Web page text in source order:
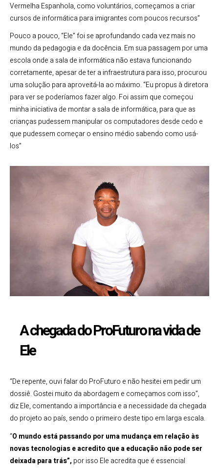
Vermelha Espanhola, como voluntários, começamos a criar
cursos de informática para imigrantes com poucos recursos”
Pouco a pouco, “Ele” foi se aprofundando cada vez mais no
mundo da pedagogia e da docência. Em sua passagem por uma
escola onde a sala de informática não estava funcionando
corretamente, apesar de ter a infraestrutura para isso, procurou
uma solução para aproveitá-la ao máximo. “Eu propus à diretora
para ver se poderíamos fazer algo. Foi assim que começou
minha iniciativa de montar a sala de informática, para que as
crianças pudessem manipular os computadores desde cedo e
que pudessem começar o ensino médio sabendo como usá-
los”
A chegada do ProFuturo na vida de
Ele
“De repente, ouvi falar do ProFuturo e não hesitei em pedir um
dossiê. Gostei muito da abordagem e começamos com isso”,
diz Ele, comentando a importância e a necessidade da chegada
do projeto ao país, sendo o primeiro deste tipo em larga escala.
“O mundo está passando por uma mudança em relação às
novas tecnologias e acredito que a educação não pode ser
deixada para trás”, por isso Ele acredita que é essencial